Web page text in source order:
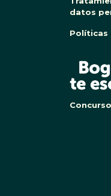
datos
Políticas